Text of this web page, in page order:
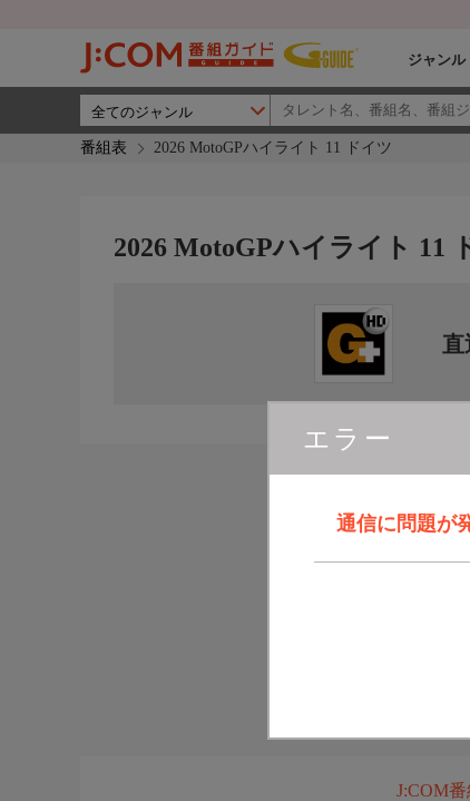
ジャンル
番組表 2026 MotoGPハイライト 11 ドイツ
エラー
通信に問題が
2026 MotoGPハイライト 11
直
J:COM